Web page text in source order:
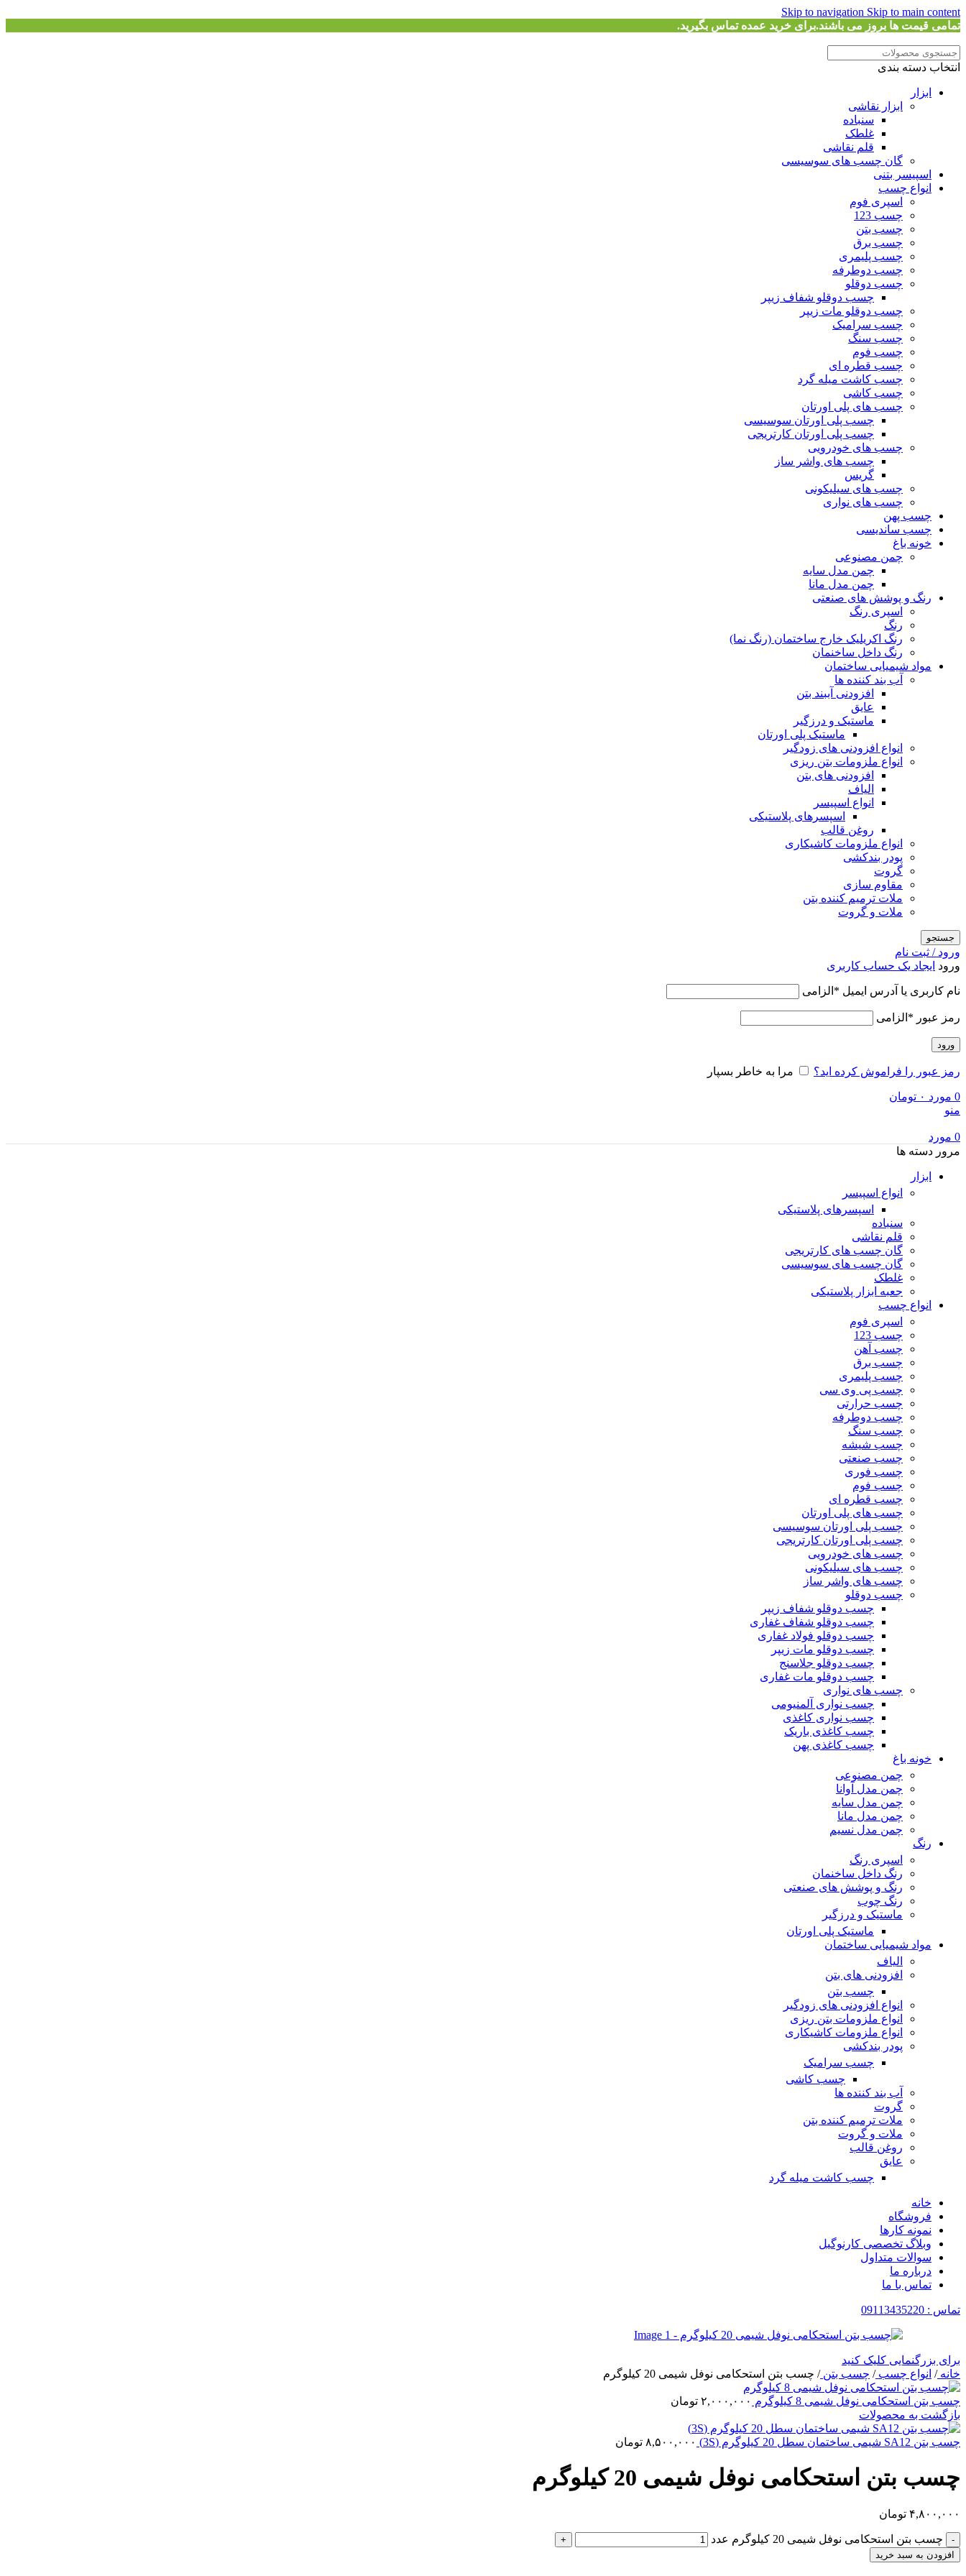
Skip to navigation Skip to main content
تمامی قیمت ها بروز می باشند.برای خرید عمده تماس بگیرید.
انتخاب دسته بندی
ابزار
ابزار نقاشی
سنباده
غلطک
قلم نقاشی
گان چسب های سوسیسی
اسپیسر بتنی
انواع چسب
اسپری فوم
چسب 123
چسب بتن
چسب برق
چسب پلیمری
چسب دوطرفه
چسب دوقلو
چسب دوقلو شفاف زیپر
چسب دوقلو مات زیپر
چسب سرامیک
چسب سنگ
چسب فوم
چسب قطره ای
چسب کاشت میله گرد
چسب کاشی
چسب های پلی اورتان
چسب پلی اورتان سوسیسی
چسب پلی اورتان کارتریجی
چسب های خودرویی
چسب های واشر ساز
گریس
چسب های سیلیکونی
چسب های نواری
چسب پهن
چسب ساندیسی
خونه باغ
چمن مصنوعی
چمن مدل سایه
چمن مدل مانا
رنگ و پوشش های صنعتی
اسپری رنگ
رنگ
رنگ اکریلیک خارج ساختمان (رنگ نما)
رنگ داخل ساخنمان
مواد شیمیایی ساختمان
آب بند کننده ها
افزودنی آببند بتن
عایق
ماستیک و درزگیر
ماستیک پلی اورتان
انواع افزودنی های زودگیر
انواع ملزومات بتن ریزی
افزودنی های بتن
الیاف
انواع اسپیسر
اسپسرهای پلاستیکی
روغن قالب
انواع ملزومات کاشیکاری
پودر بندکشی
گروت
مقاوم سازی
ملات ترمیم کننده بتن
ملات و گروت
جستجو
ورود / ثبت نام
ورود ایجاد یک حساب کاربری
نام کاربری یا آدرس ایمیل * الزامی
رمز عبور * الزامی
ورود
رمز عبور را فراموش کرده اید؟ مرا به خاطر بسپار
0 مورد ۰ تومان
منو
0 مورد
مرور دسته ها
ابزار
انواع اسپیسر
اسپسرهای پلاستیکی
سنباده
قلم نقاشی
گان چسب های کارتریجی
گان چسب های سوسیسی
غلطک
جعبه ابزار پلاستیکی
انواع چسب
اسپری فوم
چسب 123
چسب آهن
چسب برق
چسب پلیمری
چسب پی وی سی
چسب حرارتی
چسب دوطرفه
چسب سنگ
چسب شیشه
چسب صنعتی
چسب فوری
چسب فوم
چسب قطره ای
چسب های پلی اورتان
چسب پلی اورتان سوسیسی
چسب پلی اورتان کارتریجی
چسب های خودرویی
چسب های سیلیکونی
چسب های واشر ساز
چسب دوقلو
چسب دوقلو شفاف زیپر
چسب دوقلو شفاف غفاری
چسب دوقلو فولاد غفاری
چسب دوقلو مات زیپر
چسب دوقلو جلاسنج
چسب دوقلو مات غفاری
چسب های نواری
چسب نواری آلمنیومی
چسب نواری کاغذی
چسب کاغذی باریک
چسب کاغذی پهن
خونه باغ
چمن مصنوعی
چمن مدل آوانا
چمن مدل سایه
چمن مدل مانا
چمن مدل نسیم
رنگ
اسپری رنگ
رنگ داخل ساخنمان
رنگ و پوشش های صنعتی
رنگ چوب
ماستیک و درزگیر
ماستیک پلی اورتان
مواد شیمیایی ساختمان
الیاف
افزودنی های بتن
چسب بتن
انواع افزودنی های زودگیر
انواع ملزومات بتن ریزی
انواع ملزومات کاشیکاری
پودر بندکشی
چسب سرامیک
چسب کاشی
آب بند کننده ها
گروت
ملات ترمیم کننده بتن
ملات و گروت
روغن قالب
عایق
چسب کاشت میله گرد
خانه
فروشگاه
نمونه کارها
وبلاگ تخصصی کارنوگیل
سوالات متداول
درباره ما
تماس با ما
تماس : 09113435220
برای بزرگنمایی کلیک کنید
خانه/ انواع چسب/ چسب بتن/ چسب بتن استحکامی نوفل شیمی 20 کیلوگرم
چسب بتن استحکامی نوفل شیمی 8 کیلوگرم ۲,۰۰۰,۰۰۰ تومان
بازگشت به محصولات
چسب بتن SA12 شیمی ساختمان سطل 20 کیلوگرم (3S) ۸,۵۰۰,۰۰۰ تومان
چسب بتن استحکامی نوفل شیمی 20 کیلوگرم
۴,۸۰۰,۰۰۰ تومان
- چسب بتن استحکامی نوفل شیمی 20 کیلوگرم عدد
+
افزودن به سبد خرید